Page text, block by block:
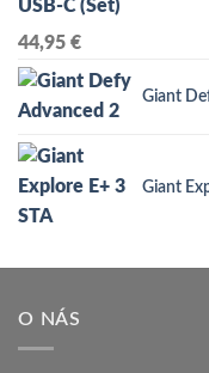
44,95 €
Giant
Giant
O NÁS